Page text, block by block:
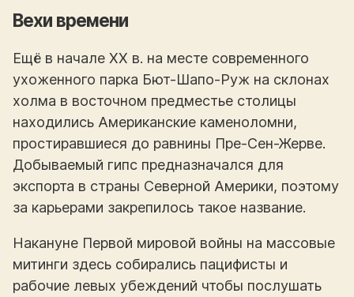
Вехи времени
Ещё в начале XX в. на месте современного
ухоженного парка Бют-Шапо-Руж на склонах
холма в восточном предместье столицы
находились Американские каменоломни,
простиравшиеся до равнины Пре-Сен-Жерве.
Добываемый гипс предназначался для
экспорта в страны Северной Америки, поэтому
за карьерами закрепилось такое название.
Накануне Первой мировой войны на массовые
митинги здесь собирались пацифисты и
рабочие левых убеждений чтобы послушать